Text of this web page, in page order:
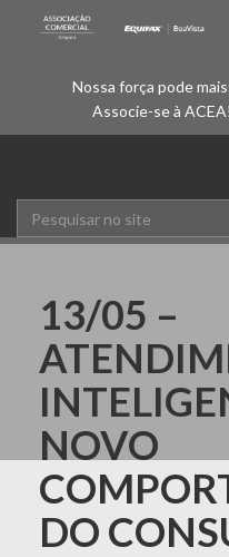
Nossa força pode
Associe-se à ACEA!
13/05 –
NOVO
DO